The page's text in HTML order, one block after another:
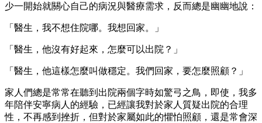
少一開始就關心自己的病況與醫療需求，反而總是幽幽地說：
「醫生，我不想住院哪。我想回家。」
「醫生，他沒有好起來，怎麼可以出院？」
「醫生，他這樣怎麼叫做穩定。我們回家，要怎麼照顧？」
家人們總是常常在聽到出院兩個字時如驚弓之鳥，即使，我多
年陪伴安寧病人的經驗，已經讓我對於家人質疑出院的合理
性，不再感到挫折，但對於家屬如此的懼怕照顧，還是常會深